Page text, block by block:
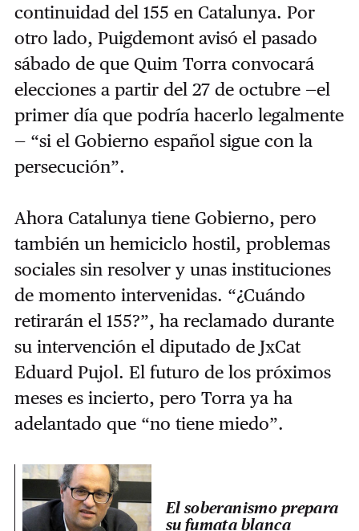
continuidad del 155 en Catalunya. Por
otro lado, Puigdemont avisó el pasado
sábado de que Quim Torra convocará
elecciones a partir del 27 de octubre —el
primer día que podría hacerlo legalmente
— “si el Gobierno español sigue con la
persecución”.
Ahora Catalunya tiene Gobierno, pero
también un hemiciclo hostil, problemas
sociales sin resolver y unas instituciones
de momento intervenidas. “¿Cuándo
retirarán el 155?”, ha reclamado durante
su intervención el diputado de JxCat
Eduard Pujol. El futuro de los próximos
meses es incierto, pero Torra ya ha
adelantado que “no tiene miedo”.
El soberanismo prepara
su fumata blanca